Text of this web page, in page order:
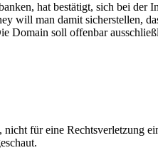
hat bestätigt, sich bei
will man damit sicherstellen,
Domain soll offenbar
für eine Rechtsverletzung